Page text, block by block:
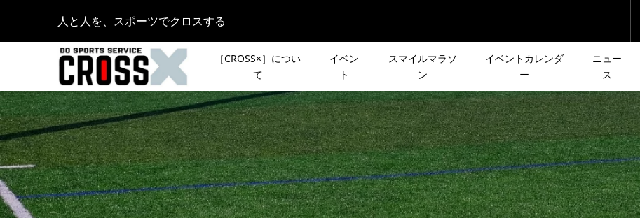
人と人を、スポーツでクロスする
［CROSS×］につい
て
イベン
ト
スマイルマラソ
ン
イベントカレンダ
ー
ニュー
ス
［NEWS］9/19サイクリング
イベントに、自転車好きお笑
い芸人ステレオタイフーン...
2020.09.08
［NEWS］4/29(土)『ぱつら
ん山手線一周ラン！』開催！
2023.04.27
［夏のシリーズ企画］
OUTDOOR DAY
KAMAKURA
皆さんの声で行き先が決まる
登山イベント「第3回 リクエ
スト登山」